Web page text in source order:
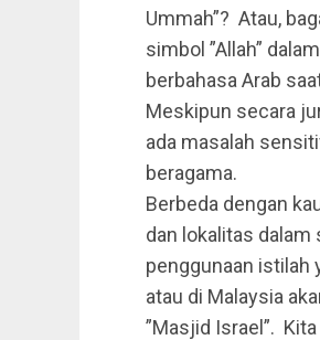
Ummah”? Atau,
simbol ”Allah”
berbahasa Arab
Meskipun secara
ada masalah
beragama.
Berbeda dengan
dan lokalitas
penggunaan istilah
atau di Malaysia
”Masjid Israel”.